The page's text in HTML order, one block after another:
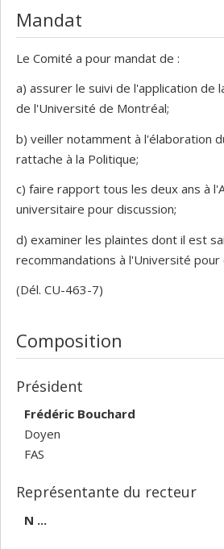
Mandat
Le Comité a pour mandat de :
a) assurer le suivi de l'application de
de l'Université de Montréal;
b) veiller notamment à l'élaboration
rattache à la Politique;
c) faire rapport tous les deux ans à
universitaire pour discussion;
d) examiner les plaintes dont il est
recommandations à l'Université pour
(Dél. CU-463-7)
Composition
Président
Frédéric Bouchard
Doyen
FAS
Représentante du recteur
N ...